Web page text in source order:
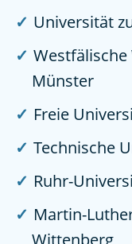
Universität
Münster
Freie
Technische
Ruhr-
Martin-
Wittenberg